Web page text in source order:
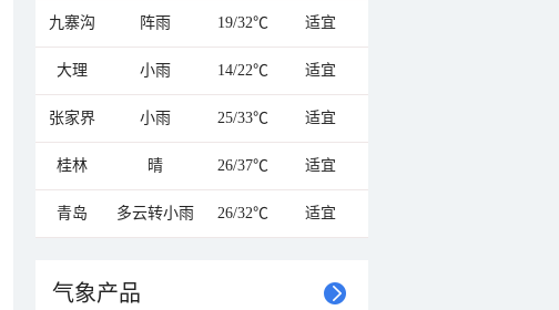
九寨沟 阵雨 19/32℃ 适宜
大理 小雨 14/22℃ 适宜
张家界 小雨 25/33℃ 适宜
桂林 晴 26/37℃ 适宜
青岛 多云转小雨 26/32℃ 适宜
气象产品